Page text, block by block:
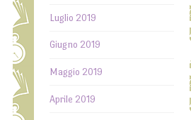
Luglio 2019
Giugno 2019
Maggio 2019
Aprile 2019